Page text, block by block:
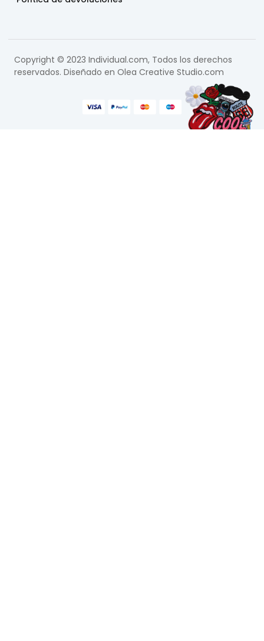
Copyright © 2023 Individual.com, Todos los derechos
reservados. Diseñado en Olea Creative Studio.com